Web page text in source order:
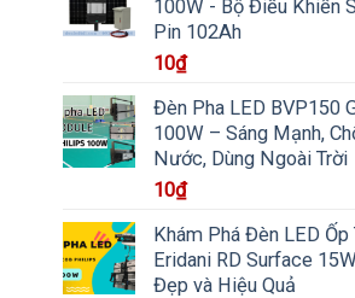
100W - Bộ Điều Khiển
Pin 102Ah
10₫
Đèn Pha LED BVP150
100W – Sáng Mạnh,
Nước, Dùng Ngoài Trời
10₫
Khám Phá Đèn LED Ốp
Eridani RD Surface
Đẹp và Hiệu Quả